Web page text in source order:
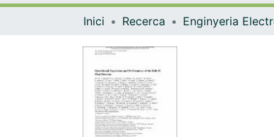
Inici Recerca